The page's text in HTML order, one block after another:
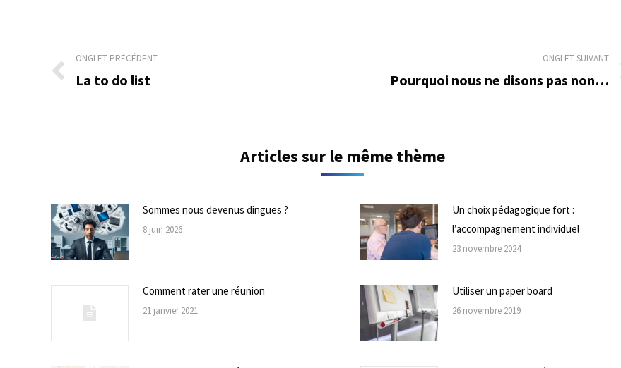
Navigation
de
commentaire
ONGLET PRÉCÉDENT
Onglet
La to do list
ONGLET SUIVANT
OngletPourquoi nous ne disons pas non…
Articles sur le même thème
Sommes nous devenus dingues ?
8 juin 2026
Un choix pédagogique fort :
l’accompagnement individuel
23 novembre 2024
Comment rater une réunion
21 janvier 2021
Utiliser un paper board
26 novembre 2019